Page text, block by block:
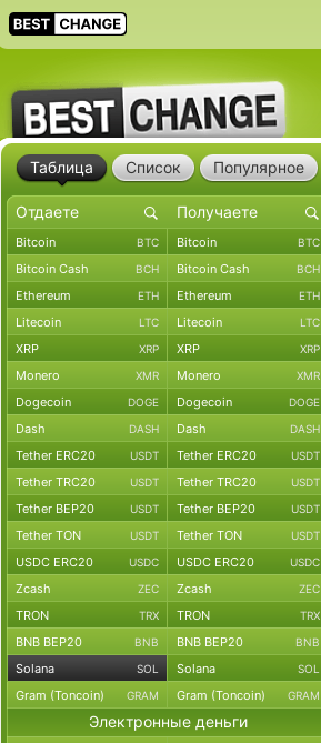
Таблица Список Популярное
Bitcoin BTC Bitcoin BTC
Bitcoin Cash BCH Bitcoin Cash BCH
Ethereum ETH Ethereum ETH
Litecoin LTC Litecoin LTC
XRP XRP XRP XRP
Monero XMR Monero XMR
Dogecoin DOGE Dogecoin DOGE
Dash DASH Dash DASH
Tether ERC20 USDT Tether ERC20 USDT
Tether TRC20 USDT Tether TRC20 USDT
Tether BEP20 USDT Tether BEP20 USDT
Tether TON USDT Tether TON USDT
USDC ERC20 USDC USDC ERC20 USDC
Zcash ZEC Zcash ZEC
TRON TRX TRON TRX
BNB BEP20 BNB BNB BEP20 BNB
Solana SOL Solana SOL
Gram (Toncoin) GRAM Gram (Toncoin) GRAM
Электронные деньги